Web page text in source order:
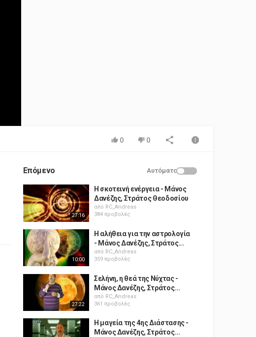
0 0
Επόμενο Αυτόματο
27:16
Η σκοτεινή ενέργεια - Μάνος
Δανέζης, Στράτος Θεοδοσίου
από RC_Andreas
384 προβολές
10:00
Η αλήθεια για την αστρολογία
- Μάνος Δανέζης, Στράτος...
από RC_Andreas
359 προβολές
27:22
Σελήνη, η θεά της Νύχτας -
Μάνος Δανέζης, Στράτος...
από RC_Andreas
361 προβολές
H μαγεία της 4ης Διάστασης -
Μάνος Δανέζης, Στράτος...